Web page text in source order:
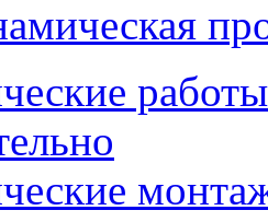
работы